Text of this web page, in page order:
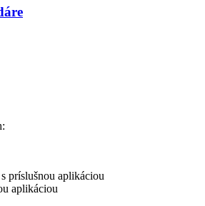
príslušnou aplikáciou
aplikáciou